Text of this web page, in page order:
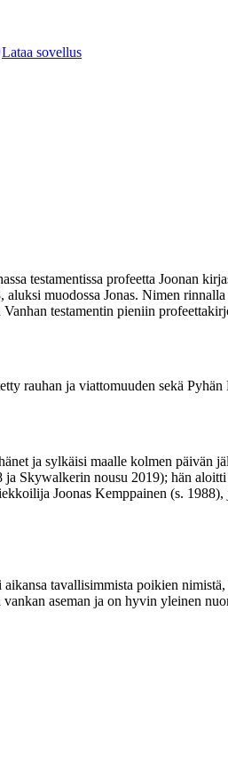
Lataa sovellus
testamentissa profeetta Joonan
muodossa Jonas. Nimen
testamentin pieniin
rauhan ja viattomuuden sekä
ja sylkäisi maalle kolmen
Skywalkerin nousu 2019); hän
Joonas Kemppainen (s.
tavallisimmista poikien
aseman ja on hyvin yleinen